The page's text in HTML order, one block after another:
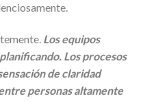
Los equipos
Los procesos
de claridad
personas altamente